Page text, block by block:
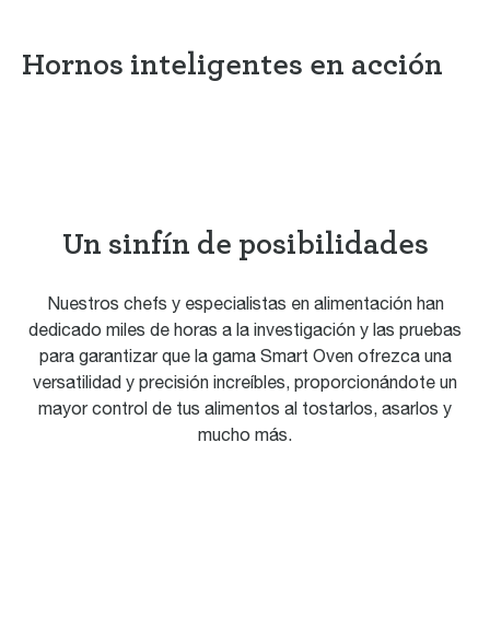
Hornos inteligentes en acción
Un sinfín de posibilidades
Nuestros chefs y especialistas en alimentación han
dedicado miles de horas a la investigación y las pruebas
para garantizar que la gama Smart Oven ofrezca una
versatilidad y precisión increíbles, proporcionándote un
mayor control de tus alimentos al tostarlos, asarlos y
mucho más.